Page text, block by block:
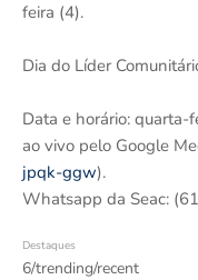
feira (4).
Dia do Líder
Data e horário: quarta-
ao vivo pelo Google
jpqk-ggw).
Whatsapp da Seac:
Destaques
6/trending/recent